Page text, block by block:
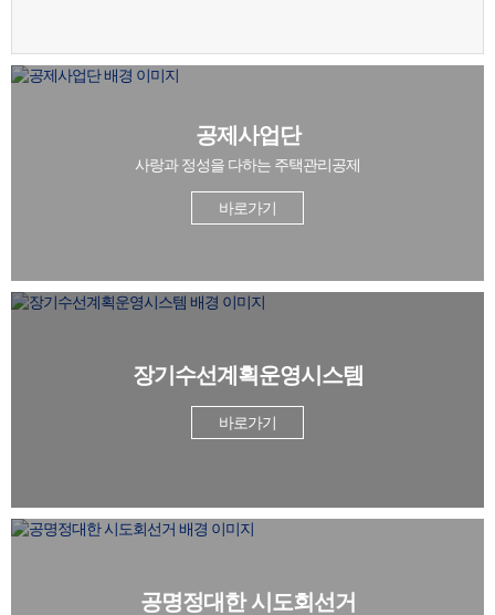
26년 상반기 시설물교육
2026.07.10
김영록지사 정책간담회
공제사업단
사랑과 정성을 다하는 주택관리공제
바로가기
장기수선계획운영시스템
바로가기
공명정대한 시도회선거